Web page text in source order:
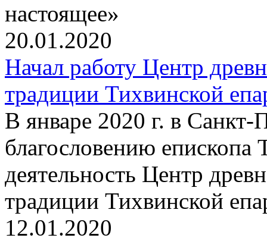
настоящее»
20.01.2020
Начал работу Центр
традиции Тихвинской
В январе 2020 г. в
благословению епископа
деятельность Центр
традиции Тихвинской
12.01.2020